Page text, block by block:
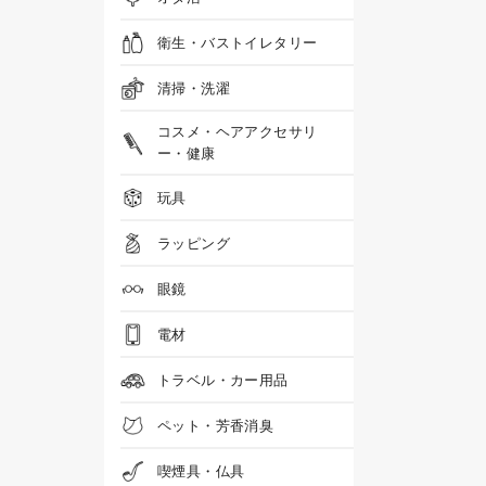
衛生・バストイレタリー
清掃・洗濯
コスメ・ヘアアクセサリ
ー・健康
玩具
ラッピング
眼鏡
電材
トラベル・カー用品
ペット・芳香消臭
喫煙具・仏具